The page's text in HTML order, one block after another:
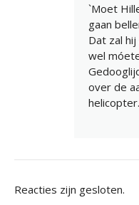
`Moet
gaan
Dat zal
wel
over de
helicopter.
Reacties zijn gesloten.